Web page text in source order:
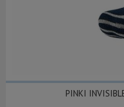
PINKI